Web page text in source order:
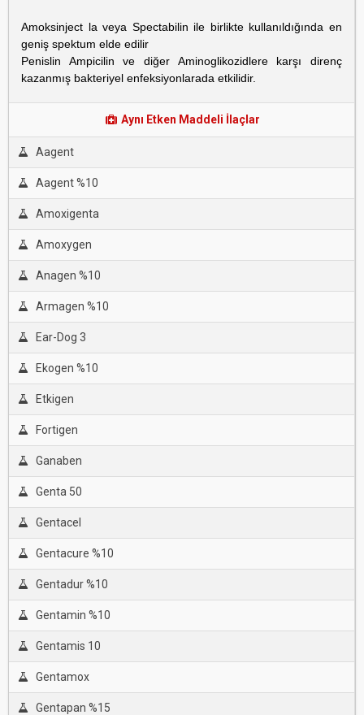
Amoksinject la veya Spectabilin ile birlikte kullanıldığında en
geniş spektum elde edilir
Penislin Ampicilin ve diğer Aminoglikozidlere karşı direnç
kazanmış bakteriyel enfeksiyonlarada etkilidir.
Aynı Etken Maddeli İlaçlar
Aagent
Aagent %10
Amoxigenta
Amoxygen
Anagen %10
Armagen %10
Ear-Dog 3
Ekogen %10
Etkigen
Fortigen
Ganaben
Genta 50
Gentacel
Gentacure %10
Gentadur %10
Gentamin %10
Gentamis 10
Gentamox
Gentapan %15